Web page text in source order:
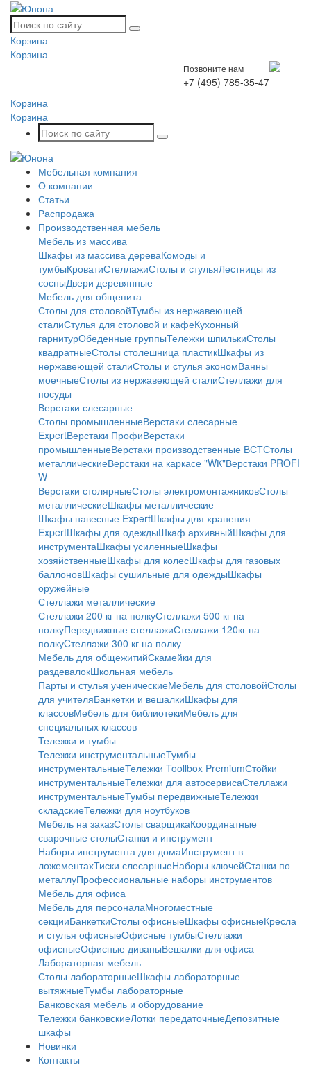
Корзина
Корзина
Позвоните нам
+7 (495) 785-35-47
Корзина
Корзина
Мебельная компания
О компании
Статьи
Распродажа
Производственная мебель
Мебель из массива
Шкафы из массива дереваКомоды и
тумбыКроватиСтеллажиСтолы и стульяЛестницы из
сосныДвери деревянные
Мебель для общепита
Столы для столовойТумбы из нержавеющей
сталиСтулья для столовой и кафеКухонный
гарнитурОбеденные группыТележки шпилькиСтолы
квадратныеСтолы столешница пластикШкафы из
нержавеющей сталиСтолы и стулья экономВанны
моечныеСтолы из нержавеющей сталиСтеллажи для
посуды
Верстаки слесарные
Столы промышленныеВерстаки слесарные
ExpertВерстаки ПрофиВерстаки
промышленныеВерстаки производственные ВСТСтолы
металлическиеВерстаки на каркасе "WК"Верстаки PROFI
W
Верстаки столярныеСтолы электромонтажниковСтолы
металлическиеШкафы металлические
Шкафы навесные ExpertШкафы для хранения
ExpertШкафы для одеждыШкаф архивныйШкафы для
инструментаШкафы усиленныеШкафы
хозяйственныеШкафы для колесШкафы для газовых
баллоновШкафы сушильные для одеждыШкафы
оружейные
Стеллажи металлические
Стеллажи 200 кг на полкуСтеллажи 500 кг на
полкуПередвижные стеллажиСтеллажи 120кг на
полкуCтеллажи 300 кг на полку
Мебель для общежитийСкамейки для
раздевалокШкольная мебель
Парты и стулья ученическиеМебель для столовойСтолы
для учителяБанкетки и вешалкиШкафы для
классовМебель для библиотекиМебель для
специальных классов
Тележки и тумбы
Тележки инструментальныеТумбы
инструментальныеТележки Toollbox PremiumСтойки
инструментальныеТележки для автосервисаСтеллажи
инструментальныеТумбы передвижныеТележки
складскиеТележки для ноутбуков
Мебель на заказСтолы сварщикаКоординатные
сварочные столыСтанки и инструмент
Наборы инструмента для домаИнструмент в
ложементахТиски слесарныеНаборы ключейСтанки по
металлуПрофессиональные наборы инструментов
Мебель для офиса
Мебель для персоналаМногоместные
секцииБанкеткиСтолы офисныеШкафы офисныеКресла
и стулья офисныеОфисные тумбыСтеллажи
офисныеОфисные диваныВешалки для офиса
Лабораторная мебель
Столы лабораторныеШкафы лабораторные
вытяжныеТумбы лабораторные
Банковская мебель и оборудование
Тележки банковскиеЛотки передаточныеДепозитные
шкафы
Новинки
Контакты